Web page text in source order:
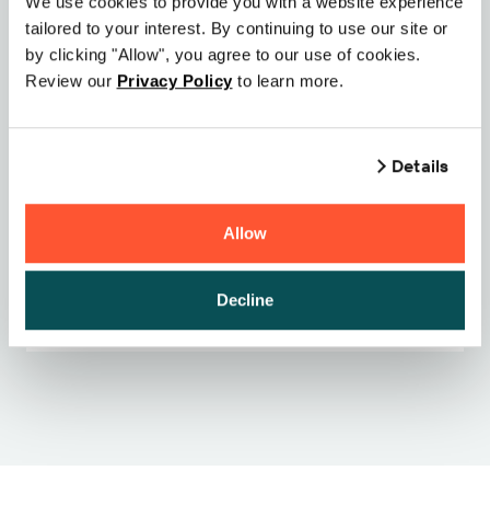
tailored to your interest. By continuing to use our site or
by clicking "Allow", you agree to our use of cookies.
Review our Privacy Policy to learn more.
Details
Allow
Decline
werden.
Um mehr über die Artikelketten-Authentifizierung und
deren Vorteile für Ihre Marke zu erfahren,
Sind Sie bereit, loszulegen?
Vertrieb kontaktieren